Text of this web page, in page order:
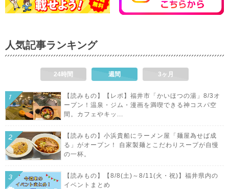
人気記事ランキング
24時間 週間 3ヶ月
【読みもの】【レポ】福井市「かいほつの湯」8/3オ
ープン！温泉・ジム・漫画を満喫できる神コスパ空
間。カフェやキッ...
【読みもの】小浜貴船にラーメン屋「麺屋為せば成
る」がオープン！ 自家製麺とこだわりスープが自慢
の一杯。
【読みもの】【8/8(土)～8/11(火・祝)】福井県内の
イベントまとめ